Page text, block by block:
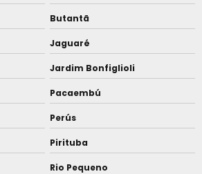
Butantã
Jaguaré
Jardim Bonfiglioli
Pacaembú
Perús
Pirituba
Rio Pequeno